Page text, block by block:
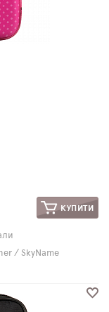
КУПИТИ
/ SkyName